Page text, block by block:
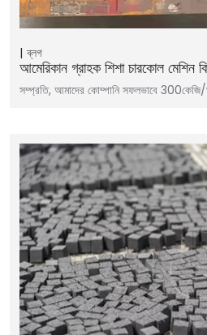
ব্লগ
আমেরিকান গ্রাহক শিশা চারকোল মেশিন
সম্প্রতি, আমাদের কোম্পানি সফলভাবে 300কেজি/